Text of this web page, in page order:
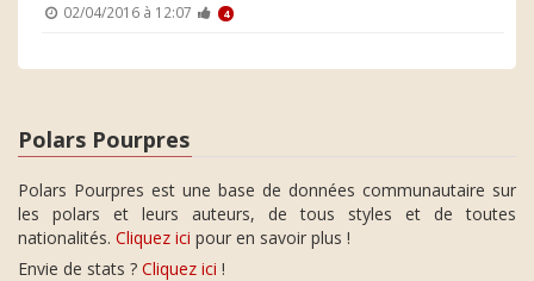
02/04/2016 à 12:07 4
Polars Pourpres
Polars Pourpres est une base de données communautaire sur
les polars et leurs auteurs, de tous styles et de toutes
nationalités. Cliquez ici pour en savoir plus !
Envie de stats ? Cliquez ici !